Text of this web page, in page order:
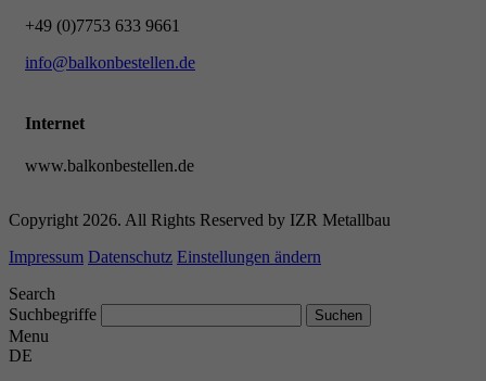
+49 (0)7753 633 9661
info@balkonbestellen.de
Internet
www.balkonbestellen.de
Copyright 2026. All Rights Reserved by IZR Metallbau
Impressum Datenschutz Einstellungen ändern
Search
Suchbegriffe
Menu
DE